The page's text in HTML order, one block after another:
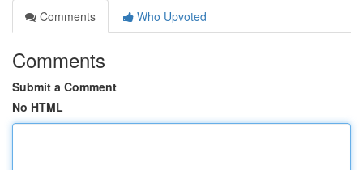
Comments
Who Upvoted
Comments
Submit a Comment
No HTML